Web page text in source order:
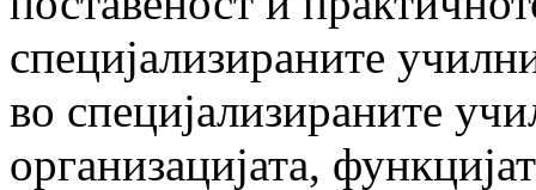
специјализираните
во специјализираните
организацијата,